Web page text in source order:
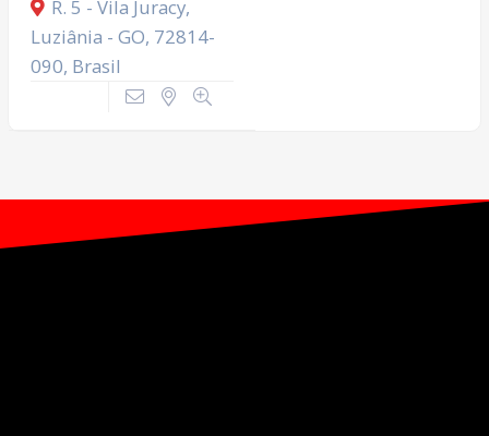
R. 5 - Vila Juracy,
Luziânia - GO, 72814-
090, Brasil